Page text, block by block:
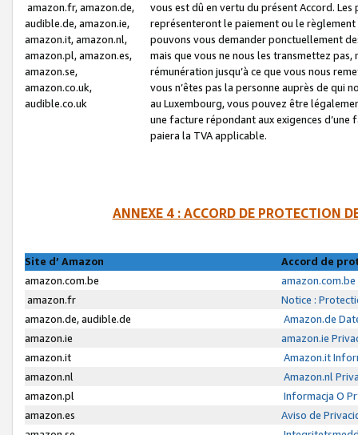
amazon.fr, amazon.de,
audible.de, amazon.ie,
amazon.it, amazon.nl,
amazon.pl, amazon.es,
amazon.se,
amazon.co.uk,
audible.co.uk
vous est dû en vertu du présent Accord.
représenteront le paiement ou le
pouvons vous demander ponctuellement
mais que vous ne nous les transmettez
rémunération jusqu’à ce que vous nous
vous n’êtes pas la personne auprès de qui
au Luxembourg, vous pouvez être
une facture répondant aux exigences
paiera la TVA applicable.
ANNEXE 4 : ACCORD DE PROTECTION
Site d’ Amazon
Accord de
amazon.com.be
amazon.fr
Notice :
amazon.de, audible.de
Amazon.de
amazon.ie
amazon.ie
amazon.it
Amazon.it
amazon.nl
Amazon.nl
amazon.pl
Informacja O
amazon.es
Aviso de